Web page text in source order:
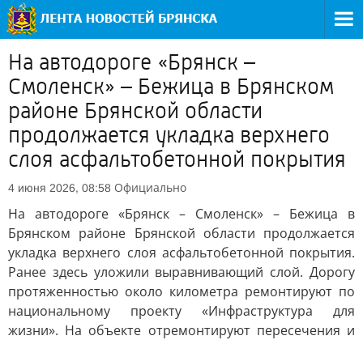
На автодороге «Брянск –
Смоленск» – Бежица в Брянском
районе Брянской области
продолжается укладка верхнего
слоя асфальтобетонной покрытия
4 июня 2026, 08:58 Официально
На автодороге «Брянск – Смоленск» – Бежица в
Брянском районе Брянской области продолжается
укладка верхнего слоя асфальтобетонной покрытия.
Ранее здесь уложили выравнивающий слой. Дорогу
протяженностью около километра ремонтируют по
национальному проекту «Инфраструктура для
жизни». На объекте отремонтируют пересечения и